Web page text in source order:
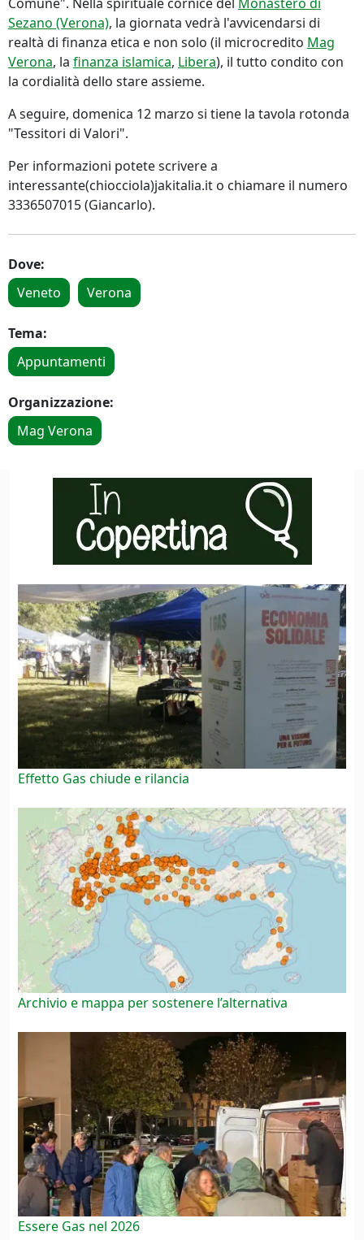
Sezano (Verona), la giornata vedrà l'avvicendarsi di
realtà di finanza etica e non solo (il microcredito Mag
Verona, la finanza islamica, Libera), il tutto condito con
la cordialità dello stare assieme.
A seguire, domenica 12 marzo si tiene la tavola rotonda
"Tessitori di Valori".
Per informazioni potete scrivere a
interessante(chiocciola)jakitalia.it o chiamare il numero
3336507015 (Giancarlo).
Dove:
Veneto
Verona
Tema:
Appuntamenti
Organizzazione:
Mag Verona
Effetto Gas chiude e rilancia
Archivio e mappa per sostenere l’alternativa
Essere Gas nel 2026